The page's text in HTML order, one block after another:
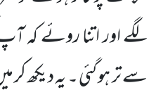
لگے اور اتنا روئے کہ
سے تر ہو گئی ۔ یہ